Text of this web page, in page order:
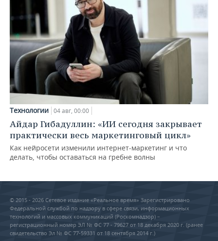
Технологии 04 авг, 00:00
Айдар Гибадуллин: «ИИ сегодня закрывает
практически весь маркетинговый цикл»
Как нейросети изменили интернет-маркетинг и что
делать, чтобы оставаться на гребне волны
© 2015 - 2026 Сетевое издание «Реальное время» Зарегистрировано
Федеральной службой по надзору в сфере связи, информационных
технологий и массовых коммуникаций (Роскомнадзор) –
регистрационный номер ЭЛ № ФС 77 - 79627 от 18 декабря 2020 г. (ранее
свидетельство Эл № ФС 77-59331 от 18 сентября 2014 г.)